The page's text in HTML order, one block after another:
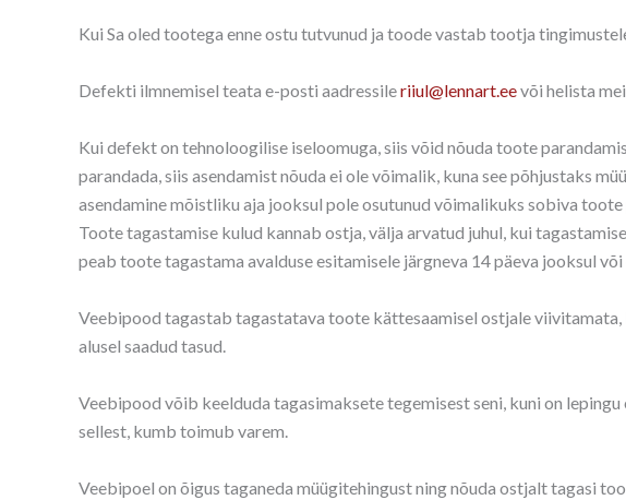
Kui Sa oled tootega enne ostu tutvunud ja toode vastab tootja
Defekti ilmnemisel teata e-posti aadressileriiul@lennart.eevõi helista
Kui defekt on tehnoloogilise iseloomuga, siis võid nõuda toote
parandada, siis asendamist nõuda ei ole võimalik, kuna see põhjustaks
asendamine mõistliku aja jooksul pole osutunud võimalikuks sobiva
Toote tagastamise kulud kannab ostja, välja arvatud juhul, kui
peab toote tagastama avalduse esitamisele järgneva 14 päeva jooksul
Veebipood tagastab tagastatava toote kättesaamisel ostjale
alusel saadud tasud.
Veebipood võib keelduda tagasimaksete tegemisest seni, kuni on
sellest, kumb toimub varem.
Veebipoel on õigus taganeda müügitehingust ning nõuda ostjalt tagasi